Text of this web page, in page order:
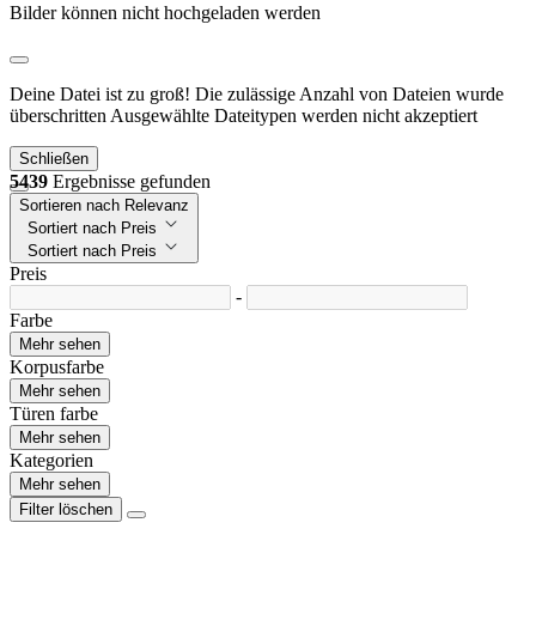
Bilder können nicht hochgeladen werden
Deine Datei ist zu groß! Die zulässige Anzahl von Dateien wurde
überschritten Ausgewählte Dateitypen werden nicht akzeptiert
Schließen
5439 Ergebnisse gefunden
Sortieren nach Relevanz
Sortiert nach Preis
Sortiert nach Preis
Preis
-
Farbe
Mehr sehen
Korpusfarbe
Mehr sehen
Türen farbe
Mehr sehen
Kategorien
Mehr sehen
Filter löschen